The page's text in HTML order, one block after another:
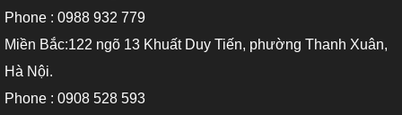
Phone : 0988 932 779
Miền Bắc:122 ngõ 13 Khuất Duy Tiến, phường Thanh Xuân,
Hà Nội.
Phone : 0908 528 593